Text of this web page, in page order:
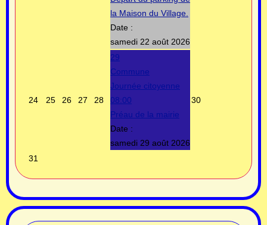
la Maison du Village.
Date :
samedi 22 août 2026
24 25 26 27 28
29
Commune
Journée citoyenne
08:00
Préau de la mairie
Date :
samedi 29 août 2026
30
31